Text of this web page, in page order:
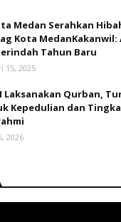
Medan Serahkan
Kota
Tahun Baru
15, 2025
Laksanakan Qurban,
Kepedulian dan
2026